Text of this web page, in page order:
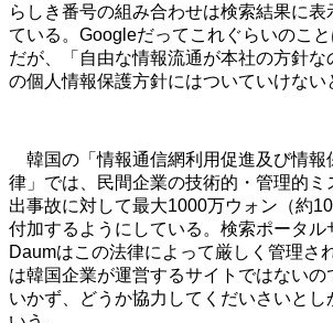
らしき番号の組み合わせは検索結果に表
ている。Googleだってこれぐらいのこ
だが、「自由な情報流通が本社の方針な
の個人情報保護方針にはついていけない
韓国の「情報通信網利用促進及び情報
律」では、民間企業の技術的・管理的ミ
出事故に対して最大1000万ウォン（約
付加するようにしている。検索ポータル
Daumはこの法律によって厳しく管理さ
は韓国企業が運営するサイトではないの
いかず、どうか協力してくだいさいとし